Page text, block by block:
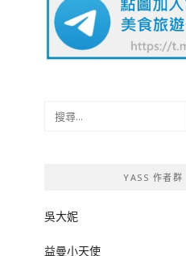
YASS 作者群
吳大妮
益曼小天使